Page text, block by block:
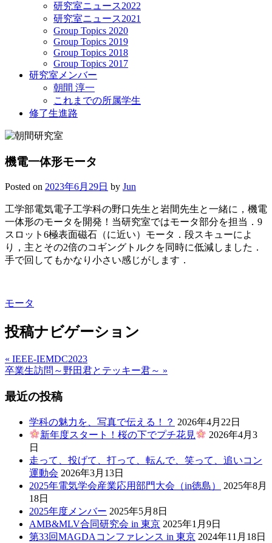
研究室ニュース2022
研究室ニュース2021
Group Topics 2020
Group Topics 2019
Group Topics 2018
Group Topics 2017
研究室メンバー
朝間 淳一
これまでの所属学生
修了生進路
機電一体形モータ
Posted on 2023年6月29日 by Jun
工学部電気電子工学科の野口先生と岩間先生と一緒に，機電
一体形のモータを開発！当研究室ではモータ部分を担当．9
スロット6極表面磁石（に近い）モータ．段スキューによ
り，主とその2倍のコギングトルクを同時に低減しました．
手で回してもかなり小さい感じがします．
モータ
投稿ナビゲーション
« IEEE-IEMDC2023
卒業生訪問～野田君とテッキー君～ »
最近の投稿
学科の魅力を、写真で伝える！？ 2026年4月22日
新年度スタート！桜の下でプチ花見
2026年4月3
日
走って、投げて、打って、転んで、笑って、追いコン
運動会 2026年3月13日
2025年電気学会産業応用部門大会（in徳島）
2025年8月
18日
2025年度メンバー 2025年5月8日
AMB&MLV合同研究会 in 東京 2025年1月9日
第33回MAGDAコンファレンス in 東京 2024年11月18日